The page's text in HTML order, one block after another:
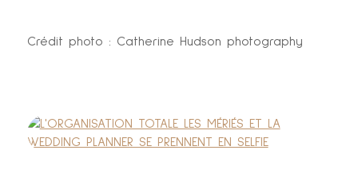
Crédit photo : Catherine Hudson photography